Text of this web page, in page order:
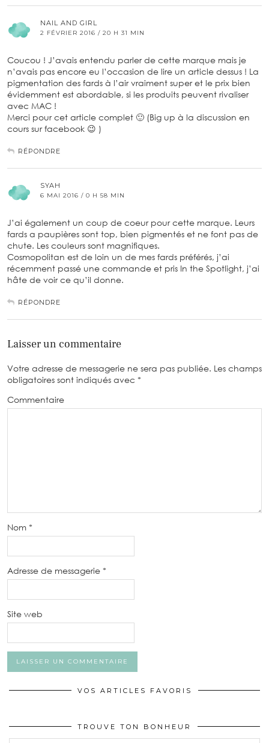
NAIL AND GIRL
2 FÉVRIER 2016 / 20 H 31 MIN
Coucou ! J’avais entendu parler de cette marque mais je
n’avais pas encore eu l’occasion de lire un article dessus ! La
pigmentation des fards à l’air vraiment super et le prix bien
évidemment est abordable, si les produits peuvent rivaliser
avec MAC !
Merci pour cet article complet 🙂 (Big up à la discussion en
cours sur facebook 😉 )
RÉPONDRE
SYAH
6 MAI 2016 / 0 H 58 MIN
J’ai également un coup de coeur pour cette marque. Leurs
fards a paupières sont top, bien pigmentés et ne font pas de
chute. Les couleurs sont magnifiques.
Cosmopolitan est de loin un de mes fards préférés, j’ai
récemment passé une commande et pris In the Spotlight, j’ai
hâte de voir ce qu’il donne.
RÉPONDRE
Laisser un commentaire
Votre adresse de messagerie ne sera pas publiée. Les champs
obligatoires sont indiqués avec *
Commentaire
Nom *
Adresse de messagerie *
Site web
VOS ARTICLES FAVORIS
TROUVE TON BONHEUR